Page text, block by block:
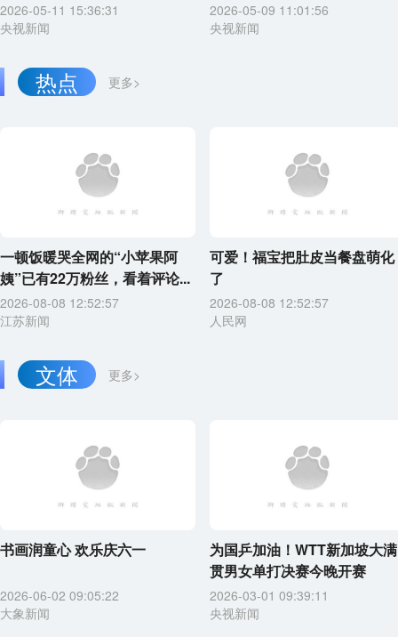
2026-05-11 15:36:31
央视新闻
2026-05-09 11:01:56
央视新闻
更多>
热点
一顿饭暖哭全网的“小苹果阿
姨”已有22万粉丝，看着评论...
2026-08-08 12:52:57
江苏新闻
可爱！福宝把肚皮当餐盘萌化
了
2026-08-08 12:52:57
人民网
更多>
文体
书画润童心 欢乐庆六一
2026-06-02 09:05:22
大象新闻
为国乒加油！WTT新加坡大满
贯男女单打决赛今晚开赛
2026-03-01 09:39:11
央视新闻